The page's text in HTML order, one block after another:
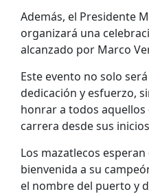
Además, el Presidente
organizará una
alcanzado por Marco
Este evento no solo
dedicación y esfuerzo,
honrar a todos aquellos
carrera desde sus
Los mazatlecos
bienvenida a su
el nombre del puerto y